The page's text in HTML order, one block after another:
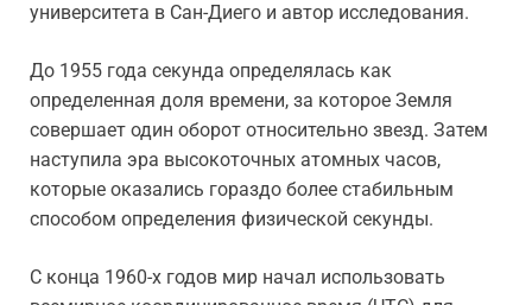
университета в Сан-Диего и автор исследования.
До 1955 года секунда определялась как
определенная доля времени, за которое Земля
совершает один оборот относительно звезд. Затем
наступила эра высокоточных атомных часов,
которые оказались гораздо более стабильным
способом определения физической секунды.
С конца 1960-х годов мир начал использовать